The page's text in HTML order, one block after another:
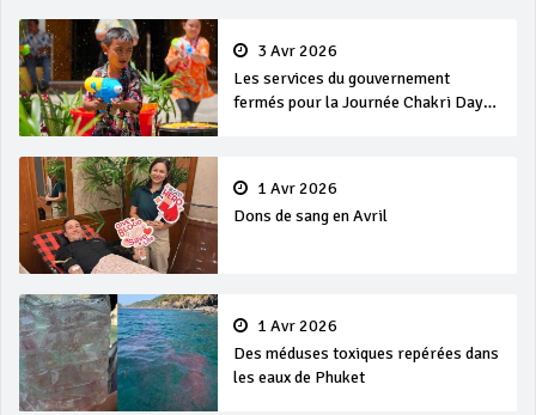
3 Avr 2026
Les services du gouvernement
fermés pour la Journée Chakri Day
1 Avr 2026
Dons de sang en Avril
1 Avr 2026
Des méduses toxiques repérées dans
les eaux de Phuket